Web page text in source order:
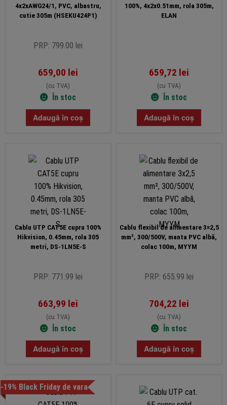
4x2xAWG24/1, PVC, albastru,
cutie 305m (HSEKU424P1)
PRP: 799.00 lei
659,00 lei
(cu TVA)
În stoc
Adaugă în coș
100%, 4x2x0.51mm, rola 305m,
ELAN
659,72 lei
(cu TVA)
În stoc
Adaugă în coș
Cablu UTP CAT5E cupru 100%
Hikvision, 0.45mm, rola 305
metri, DS-1LN5E-S
PRP: 771.99 lei
663,99 lei
(cu TVA)
În stoc
Adaugă în coș
Cablu flexibil de alimentare 3×2,5
mm², 300/500V, manta PVC albă,
colac 100m, MYYM
PRP: 655.99 lei
704,22 lei
(cu TVA)
În stoc
Adaugă în coș
-19% Black Friday de vara